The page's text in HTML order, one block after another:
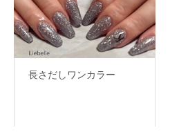
長さだしワンカラー